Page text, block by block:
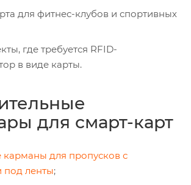
для фитнес-клубов и спортивных
где требуется RFID-
в виде карты.
для смарт-карт
для пропусков с
под ленты;